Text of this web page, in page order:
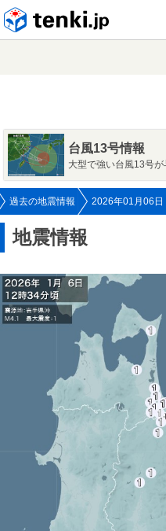
台風13号情報
大型で強い台風13号
過去の地震情報 2026年01月06日
地震情報